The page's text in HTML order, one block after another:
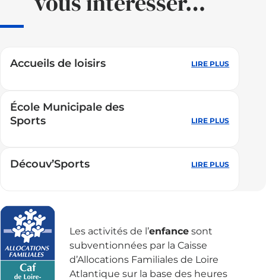
Accueils de loisirs LIRE PLUS
École Municipale des
Sports
LIRE PLUS
Découv’Sports LIRE PLUS
Les activités de l’enfance sont
subventionnées par la Caisse
d’Allocations Familiales de Loire
Atlantique sur la base des heures